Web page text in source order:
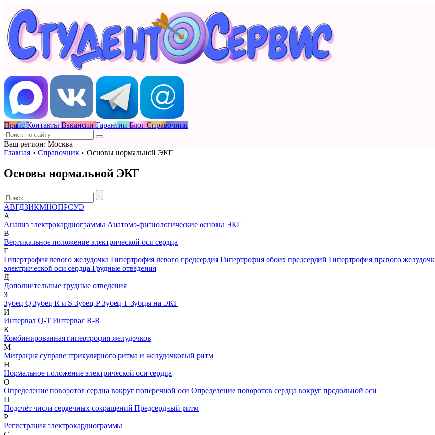
Прайс Контакты Вакансии Гарантии Блог Справочник
Ваш регион: Москва
Главная » Справочник » Основы нормальной ЭКГ
Основы нормальной ЭКГ
АВГДЗИКМНОПРСУЭ
А
Анализ электрокардиограммы Анатомо-физиологические основы ЭКГ
В
Вертикальное положение электрической оси сердца
Г
Гипертрофия левого желудочка Гипертрофия левого предсердия Гипертрофия обоих предсердий Гипертрофия правого
электрической оси сердца Грудные отведения
Д
Дополнительные грудные отведения
З
Зубец Q Зубец R и S Зубец Р Зубец Т Зубцы на ЭКГ
И
Интервал Q-Т Интервал R-R
К
Комбинированная гипертрофия желудочков
М
Миграция суправентрикулярного ритма и желудочковый ритм
Н
Нормальное положение электрической оси сердца
О
Определение поворотов сердца вокруг поперечной оси Определение поворотов сердца вокруг продольной оси
П
Подсчёт числа сердечных сокращений Предсердный ритм
Р
Регистрация электрокардиограммы